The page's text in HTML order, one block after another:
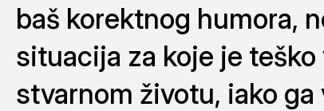
baš korektnog humora,
situacija za koje je
stvarnom životu, iako